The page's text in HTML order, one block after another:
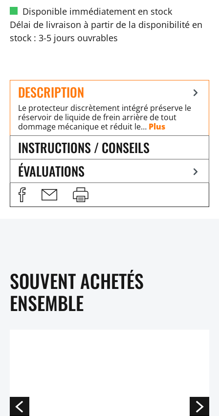
Disponible immédiatement en stock
Délai de livraison à partir de la disponibilité en
stock : 3-5 jours ouvrables
DESCRIPTION
Le protecteur discrètement intégré préserve le
réservoir de liquide de frein arrière de tout
dommage mécanique et réduit le… Plus
INSTRUCTIONS / CONSEILS
ÉVALUATIONS
SOUVENT ACHETÉS
ENSEMBLE